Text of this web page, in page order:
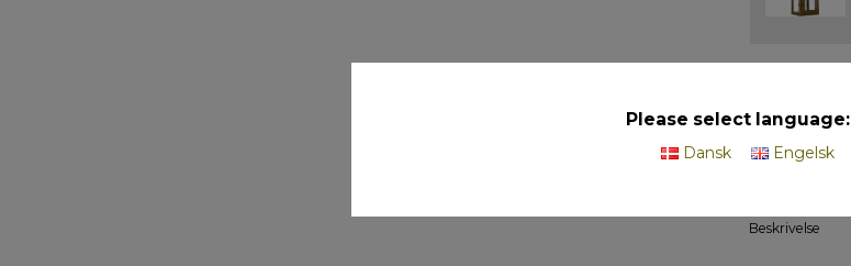
Beskrivelse
Please select language:
Dansk Engelsk